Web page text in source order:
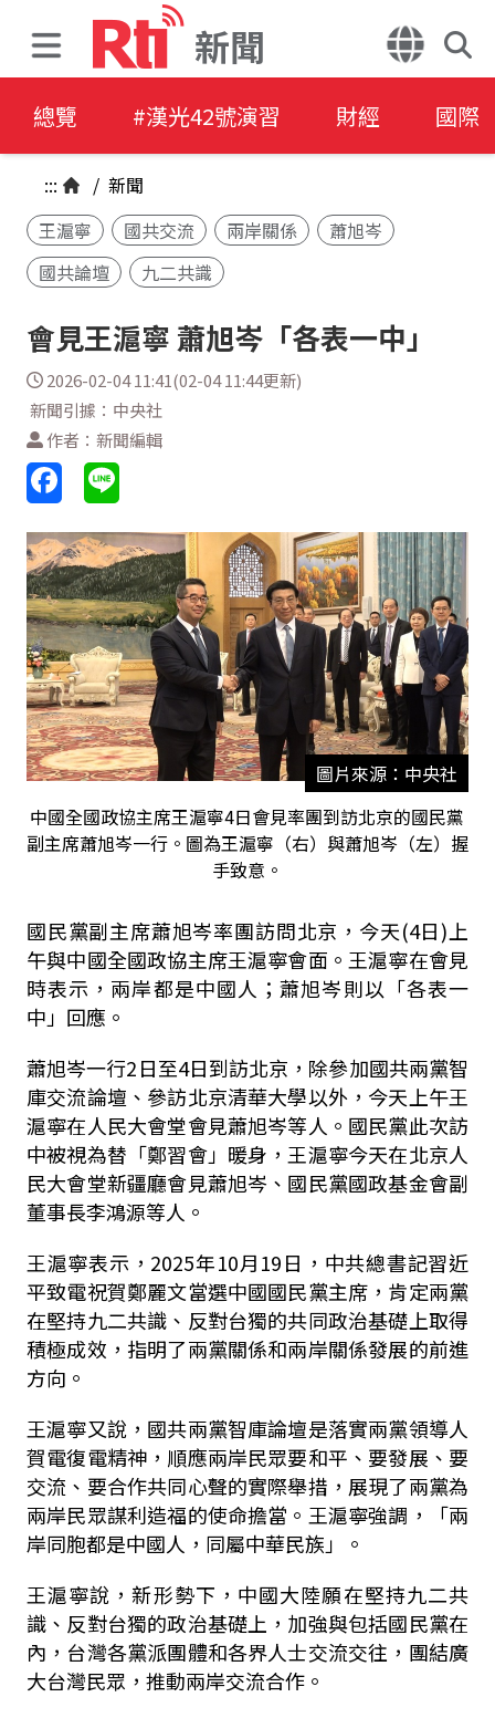
新聞
總覽 #漢光42號演習 財經 國際
::: / 新聞
王滬寧
國共交流 兩岸關係
蕭旭岑
國共論壇
九二共識
會見王滬寧 蕭旭岑「各表一中」
2026-02-04 11:41(02-04 11:44更新)
新聞引據：中央社
作者：新聞編輯
圖片來源：中央社
中國全國政協主席王滬寧4日會見率團到訪北京的國民黨
副主席蕭旭岑一行。圖為王滬寧（右）與蕭旭岑（左）握
手致意。
國民黨副主席蕭旭岑率團訪問北京，今天(4日) 上
午與中國全國政協主席王滬寧會面。王滬寧在會見
時表示，兩岸都是中國人；蕭旭岑則以「各表一
中」回應。
蕭旭岑一行2日至4日到訪北京，除參加國共兩黨智
庫交流論壇、參訪北京清華大學以外，今天上午王
滬寧在人民大會堂會見蕭旭岑等人。國民黨此次訪
中被視為替「鄭習會」暖身，王滬寧今天在北京人
民大會堂新疆廳會見蕭旭岑、國民黨國政基金會副
董事長李鴻源等人。
王滬寧表示， 2025年10月19日，中共總書記習近
平致電祝賀鄭麗文當選中國國民黨主席，肯定兩黨
在堅持九二共識、反對台獨的共同政治基礎上取得
積極成效，指明了兩黨關係和兩岸關係發展的前進
方向。
王滬寧又說，國共兩黨智庫論壇是落實兩黨領導人
賀電復電精神，順應兩岸民眾要和平、要發展、要
交流、要合作共同心聲的實際舉措，展現了兩黨為
兩岸民眾謀利造福的使命擔當。王滬寧強調，「兩
岸同胞都是中國人，同屬中華民族」。
王滬寧說，新形勢下，中國大陸願在堅持九二共
識、反對台獨的政治基礎上，加強與包括國民黨在
內，台灣各黨派團體和各界人士交流交往，團結廣
大台灣民眾，推動兩岸交流合作。